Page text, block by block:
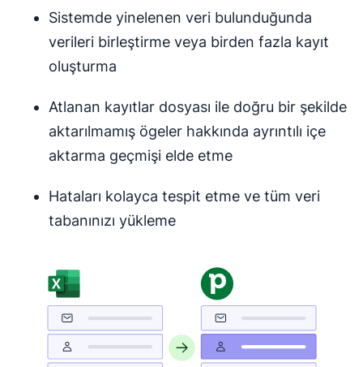
Sistemde yinelenen veri bulunduğunda
verileri birleştirme veya birden fazla kayıt
oluşturma
Atlanan kayıtlar dosyası ile doğru bir şekilde
aktarılmamış ögeler hakkında ayrıntılı içe
aktarma geçmişi elde etme
Hataları kolayca tespit etme ve tüm veri
tabanınızı yükleme